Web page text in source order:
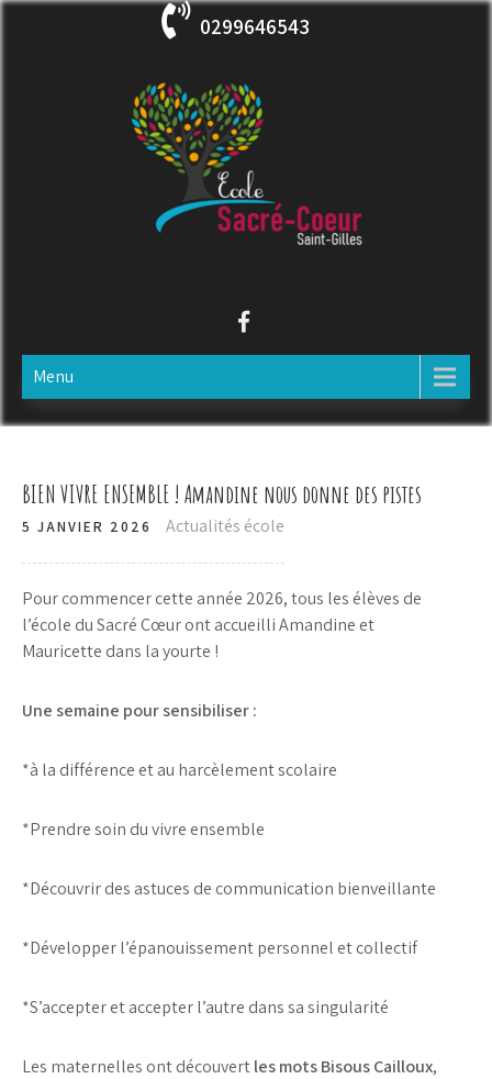
Skip
0299646543
ECOLE SACRE COEUR
Menu
BIEN VIVRE ENSEMBLE ! Amandine nous donne des pistes
5 JANVIER 2026 Actualités école
Pour commencer cette année 2026, tous les élèves de
l’école du Sacré Cœur ont accueilli Amandine et
Mauricette dans la yourte !
Une semaine pour sensibiliser :
*à la différence et au harcèlement scolaire
*Prendre soin du vivre ensemble
*Découvrir des astuces de communication bienveillante
*Développer l’épanouissement personnel et collectif
*S’accepter et accepter l’autre dans sa singularité
Les maternelles ont découvertles mots Bisous Cailloux,